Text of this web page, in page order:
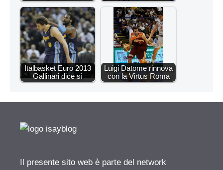
Italbasket Euro 2013
Gallinari dice sì
Luigi Datome rinnova
con la Virtus Roma
Il presente sito web è parte del network